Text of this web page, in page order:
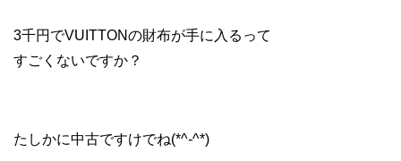
3千円でVUITTONの財布が手に入るって
すごくないですか？
たしかに中古ですけでね(*^-^*)